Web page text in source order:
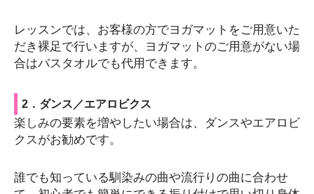
レッスンでは、お客様の方でヨガマットをご用意いた
だき裸足で行いますが、ヨガマットのご用意がない場
合はバスタオルでも代用できます。
2．ダンス／エアロビクス
楽しみの要素を増やしたい場合は、ダンスやエアロビ
クスがお勧めです。
誰でも知っている馴染みの曲や流行りの曲に合わせ